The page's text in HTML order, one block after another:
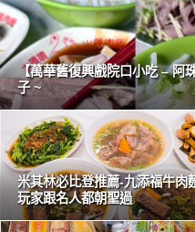
【萬華舊復興戲院口小吃 – 阿
子 ~
米其林必比登推薦-九添福牛肉
玩家跟名人都朝聖過